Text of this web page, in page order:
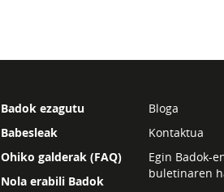
Badok ezagutu
Babesleak
Ohiko galderak (FAQ)
Nola erabili Badok
Bloga
Kontaktua
Egin Badok-
buletinaren